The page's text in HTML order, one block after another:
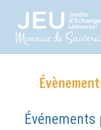
contenuMonnaie de